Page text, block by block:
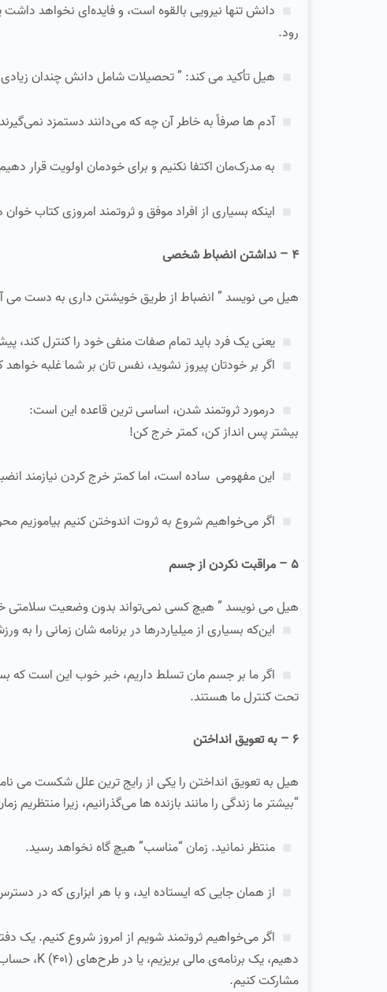
دانش تنها نیرویی بالقوه است، و فایده‌ای نخواهد
رود.
هیل تأکید می‌ کند: ” تحصیلات شامل دانش چندان
آدم‌ ها صرفاً به خاطر آن‌ چه که می‌دانند دستمزد
به مدرک‌مان اکتفا نکنیم و برای خودمان اولویت قرار
اینکه بسیاری از افراد موفق و ثروتمند امروزی کتاب‌
۴ – نداشتن انضباط شخصی
هیل می‌ نویسد ” انضباط از طریق خویشتن‌ داری به دست می‌
یعنی یک فرد باید تمام صفات منفی خود را کنترل کند، پیش
اگر بر خودتان پیروز نشوید، نفس‌ تان بر شما غلبه خواهد
درمورد ثروتمند شدن، اساسی‌ ترین قاعده این است:
بیشتر پس‌ انداز کن، کمتر خرج کن!
این مفهومی ساده است، اما کمتر خرج کردن نیازمند
اگر می‌خواهیم شروع به ثروت اندوختن کنیم بیاموزیم
۵ – مراقبت نکردن از جسم‌
هیل می‌ نویسد ” هیچ‌ کسی نمی‌تواند بدون وضعیت سلامتی
این‌که بسیاری از میلیاردرها در برنامه‌ شان زمانی
اگر ما بر جسم‌ مان تسلط داریم، خبر خوب این است که
تحت کنترل ما هستند.
۶ – به تعویق انداختن
هیل به تعویق انداختن را یکی از رایج‌ ترین علل شکست می‌
“بیشتر ما زندگی را مانند بازنده‌ ها می‌گذرانیم، زیرا
منتظر نمانید. زمان “مناسب” هیچ‌ گاه نخواهد رسید.
از همان جایی که ایستاده‌ اید، و با هر ابزاری که در
اگر می‌خواهیم ثروتمند شویم از امروز شروع کنیم. یک
مشارکت کنیم.